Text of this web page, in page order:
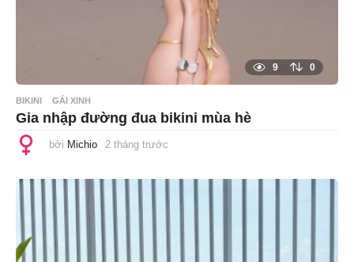
9 0
BIKINI GÁI XINH
Gia nhập đường đua bikini mùa hè
bởi Michio 2 tháng trước
á